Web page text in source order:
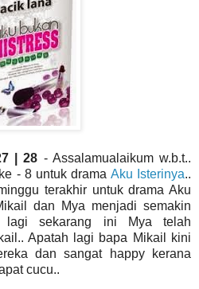
| 28 - Assalamualaikum w.b.t..
- 8 untuk drama Aku Isterinya..
terakhir untuk drama Aku
dan Mya menjadi semakin
sekarang ini Mya telah
Apatah lagi bapa Mikail kini
dan sangat happy kerana
cucu..